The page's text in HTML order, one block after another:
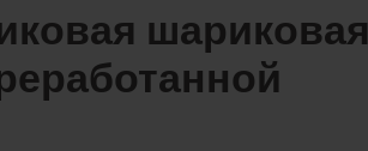
шариковая